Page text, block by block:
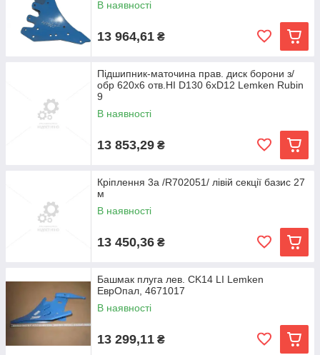
В наявності
13 964,61 ₴
Підшипник-маточина прав. диск борони з/
обр 620x6 отв.HI D130 6xD12 Lemken Rubin
9
В наявності
13 853,29 ₴
Кріплення 3a /R702051/ лівій секції базис 27
м
В наявності
13 450,36 ₴
Башмак плуга лев. CK14 LI Lemken
ЕврОпал, 4671017
В наявності
13 299,11 ₴